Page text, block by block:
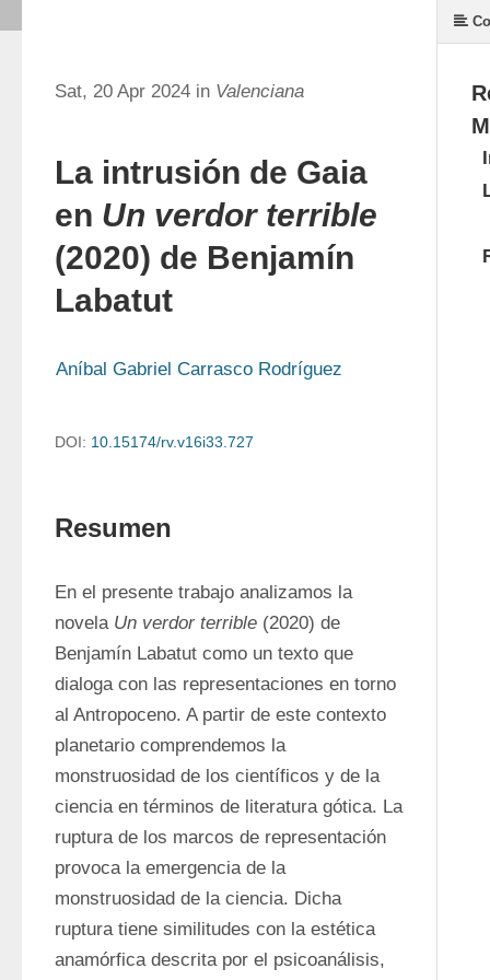
Sat, 20 Apr 2024 in Valenciana
La intrusión de Gaia
en Un verdor terrible
(2020) de Benjamín
Labatut
Aníbal Gabriel Carrasco Rodríguez
DOI: 10.15174/rv.v16i33.727
Resumen
En el presente trabajo analizamos la
novela Un verdor terrible (2020) de
Benjamín Labatut como un texto que
dialoga con las representaciones en torno
al Antropoceno. A partir de este contexto
planetario comprendemos la
monstruosidad de los científicos y de la
ciencia en términos de literatura gótica. La
ruptura de los marcos de representación
provoca la emergencia de la
monstruosidad de la ciencia. Dicha
ruptura tiene similitudes con la estética
anamórfica descrita por el psicoanálisis,